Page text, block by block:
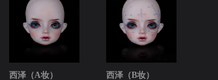
西泽（A妆） 西泽（B妆）